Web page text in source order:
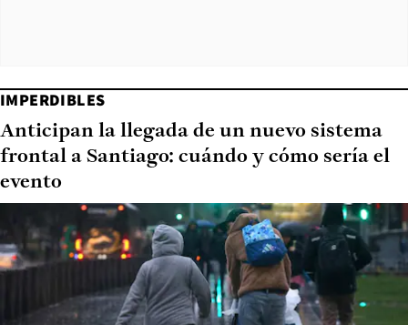
IMPERDIBLES
Anticipan la llegada de un nuevo sistema
frontal a Santiago: cuándo y cómo sería el
evento